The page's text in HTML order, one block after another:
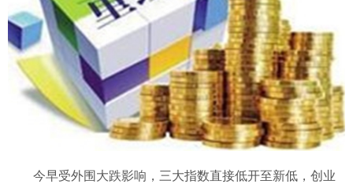
今早受外围大跌影响，三大指数直接低开至新低，创业